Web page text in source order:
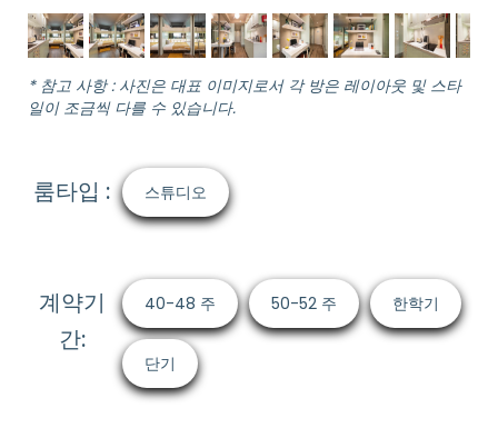
* 참고 사항 : 사진은 대표 이미지로서 각 방은 레이아웃 및 스타
일이 조금씩 다를 수 있습니다.
룸타입 : 스튜디오
계약기
간:
40-48 주 50-52 주 한학기
단기